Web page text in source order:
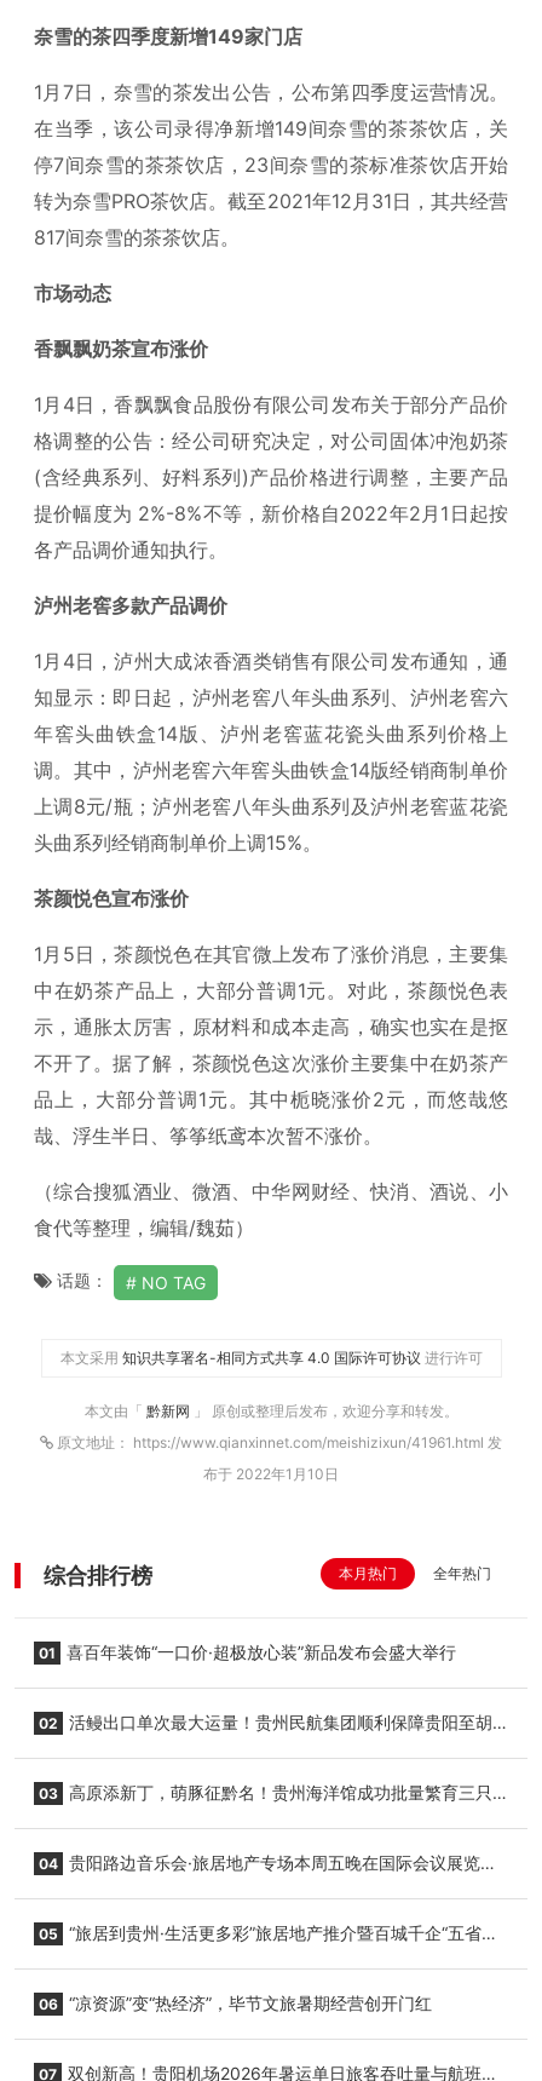
奈雪的茶四季度新增149家门店
1月7日，奈雪的茶发出公告，公布第四季度运营情况。
在当季，该公司录得净新增149间奈雪的茶茶饮店，关
停7间奈雪的茶茶饮店，23间奈雪的茶标准茶饮店开始
转为奈雪PRO茶饮店。截至2021年12月31日，其共经营
817间奈雪的茶茶饮店。
市场动态
香飘飘奶茶宣布涨价
1月4日，香飘飘食品股份有限公司发布关于部分产品价
格调整的公告：经公司研究决定，对公司固体冲泡奶茶
(含经典系列、好料系列)产品价格进行调整，主要产品
提价幅度为 2%-8%不等，新价格自2022年2月1日起按
各产品调价通知执行。
泸州老窖多款产品调价
1月4日，泸州大成浓香酒类销售有限公司发布通知，通
知显示：即日起，泸州老窖八年头曲系列、泸州老窖六
年窖头曲铁盒14版、泸州老窖蓝花瓷头曲系列价格上
调。其中，泸州老窖六年窖头曲铁盒14版经销商制单价
上调8元/瓶；泸州老窖八年头曲系列及泸州老窖蓝花瓷
头曲系列经销商制单价上调15%。
茶颜悦色宣布涨价
1月5日，茶颜悦色在其官微上发布了涨价消息，主要集
中在奶茶产品上，大部分普调1元。对此，茶颜悦色表
示，通胀太厉害，原材料和成本走高，确实也实在是抠
不开了。据了解，茶颜悦色这次涨价主要集中在奶茶产
品上，大部分普调1元。其中栀晓涨价2元，而悠哉悠
哉、浮生半日、筝筝纸鸢本次暂不涨价。
（综合搜狐酒业、微酒、中华网财经、快消、酒说、小
食代等整理，编辑/魏茹）
话题： NO TAG
本文采用 知识共享署名-相同方式共享 4.0 国际许可协议 进行许可
本文由「 黔新网 」 原创或整理后发布，欢迎分享和转发。
原文地址： https://www.qianxinnet.com/meishizixun/41961.html 发
布于 2022年1月10日
综合排行榜 本月热门 全年热门
01 喜百年装饰“一口价·超极放心装”新品发布会盛大举行
02 活鳗出口单次最大运量！贵州民航集团顺利保障贵阳至胡
03 高原添新丁，萌豚征黔名！贵州海洋馆成功批量繁育三只
04 贵阳路边音乐会·旅居地产专场本周五晚在国际会议展览中
05 “旅居到贵州·生活更多彩”旅居地产推介暨百城千企“五省
06 “凉资源”变“热经济”，毕节文旅暑期经营创开门红
07 双创新高！贵阳机场2026年暑运单日旅客吞吐量与航班起